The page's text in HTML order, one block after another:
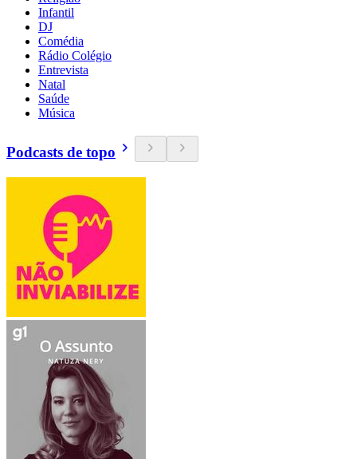
Infantil
DJ
Comédia
Rádio Colégio
Entrevista
Natal
Saúde
Música
Podcasts de topo